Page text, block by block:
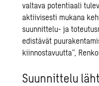
valtava potentiaali
aktiivisesti mukana
suunnittelu- ja
edistävät
kiinnostavuutta”,
Suunnittelu